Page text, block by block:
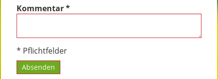
Kommentar*
* Pflichtfelder